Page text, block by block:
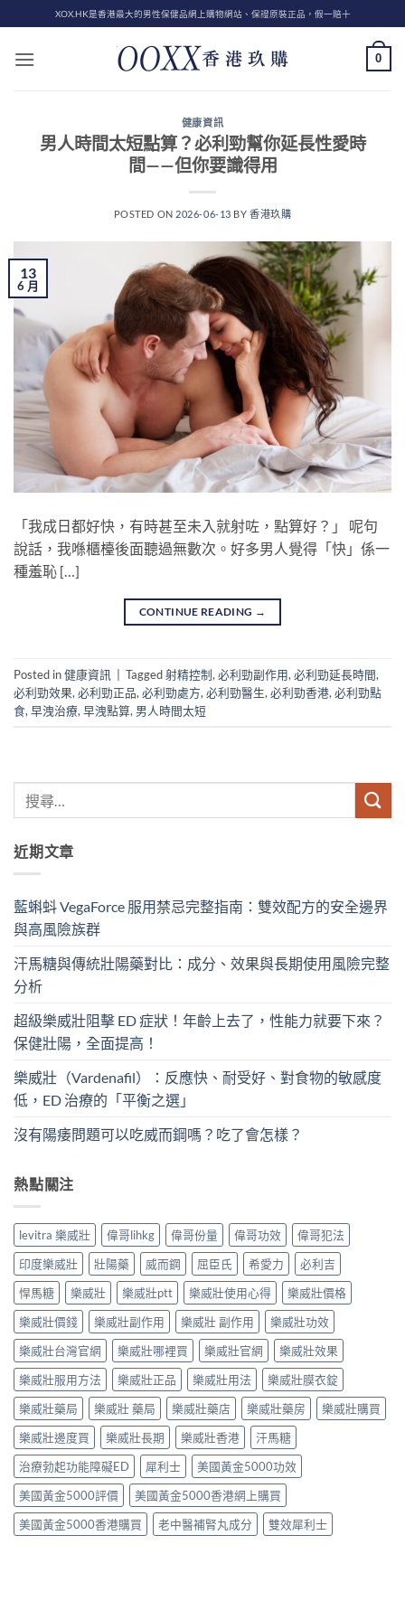
to
content
XOX.HK是香港最大的男性保健品網上購物網站、保證原裝正品，假一賠十
0
健康資訊
男人時間太短點算？必利勁幫你延長性愛時
間——但你要識得用
POSTED ON 2026-06-13 BY香港玖購
13
6 月
「我成日都好快，有時甚至未入就射咗，點算好？」 呢句
說話，我喺櫃檯後面聽過無數次。好多男人覺得「快」係一
種羞恥 […]
CONTINUE READING →
Posted in健康資訊 Tagged射精控制, 必利勁副作用, 必利勁延長時間,
必利勁效果, 必利勁正品, 必利勁處方, 必利勁醫生, 必利勁香港, 必利勁點
食, 早洩治療, 早洩點算, 男人時間太短
近期文章
藍蝌蚪 VegaForce 服用禁忌完整指南：雙效配方的安全邊界
與高風險族群
汗馬糖與傳統壯陽藥對比：成分、效果與長期使用風險完整
分析
超級樂威壯阻擊 ED 症狀！年齡上去了，性能力就要下來？
保健壯陽，全面提高！
樂威壯（Vardenafil）：反應快、耐受好、對食物的敏感度
低，ED 治療的「平衡之選」
沒有陽痿問題可以吃威而鋼嗎？吃了會怎樣？
熱點關注
levitra 樂威壯 偉哥lihkg 偉哥份量 偉哥功效
偉哥犯法
印度樂威壯
壯陽藥 威而鋼 屈臣氏 希愛力
必利吉
悍馬糖
樂威壯 樂威壯ptt 樂威壯使用心得
樂威壯價格
樂威壯價錢
樂威壯副作用 樂威壯 副作用
樂威壯功效
樂威壯台灣官網
樂威壯哪裡買 樂威壯官網
樂威壯效果
樂威壯服用方法
樂威壯正品 樂威壯用法
樂威壯膜衣錠
樂威壯藥局
樂威壯 藥局 樂威壯藥店 樂威壯藥房
樂威壯購買
樂威壯邊度買
樂威壯長期 樂威壯香港
汗馬糖
治療勃起功能障礙ED
犀利士
美國黃金5000功效
美國黃金5000評價
美國黃金5000香港網上購買
美國黃金5000香港購買
老中醫補腎丸成分 雙效犀利士